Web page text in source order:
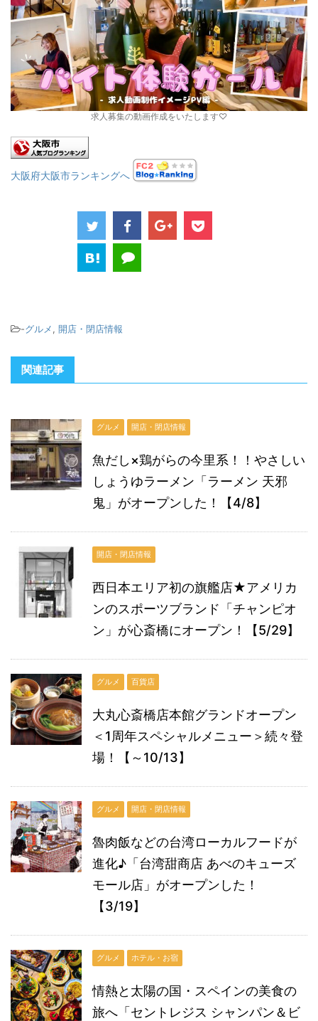
求人募集の動画作成をいたします♡
大阪府大阪市ランキングへ
-グルメ, 開店・閉店情報
関連記事
グルメ 開店・閉店情報
魚だし×鶏がらの今里系！！やさしい
しょうゆラーメン「ラーメン 天邪
鬼」がオープンした！【4/8】
開店・閉店情報
西日本エリア初の旗艦店★アメリカ
ンのスポーツブランド「チャンピオ
ン」が心斎橋にオープン！【5/29】
グルメ 百貨店
大丸心斎橋店本館グランドオープン
＜1周年スペシャルメニュー＞続々登
場！【～10/13】
グルメ 開店・閉店情報
魯肉飯などの台湾ローカルフードが
進化♪「台湾甜商店 あべのキューズ
モール店」がオープンした！
【3/19】
グルメ ホテル・お宿
情熱と太陽の国・スペインの美食の
旅へ「セントレジス シャンパン＆ビ